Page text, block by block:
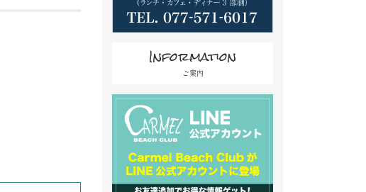
Information
ご案内